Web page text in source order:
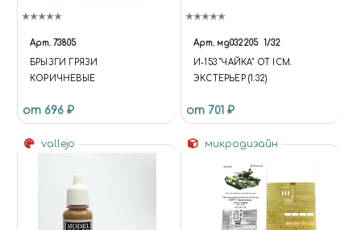
Арт. 73805
БРЫЗГИ ГРЯЗИ
КОРИЧНЕВЫЕ
от 696 ₽
Арт. мд032205 1/32
И-153 "ЧАЙКА" ОТ ICM.
ЭКСТЕРЬЕР (1:32)
от 701 ₽
vallejo микродизайн